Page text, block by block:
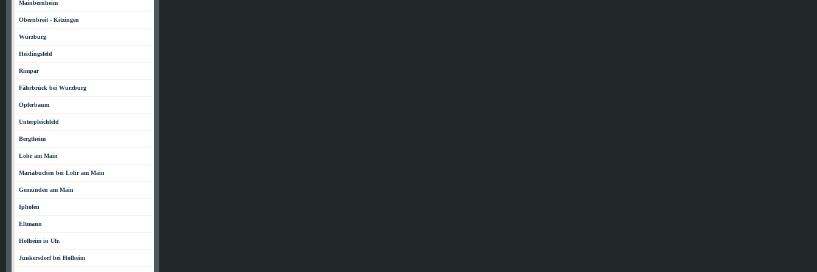
Mainbernheim
Obernbreit - Kitzingen
Würzburg
Heidingsfeld
Rimpar
Fährbrück bei Würzburg
Opferbaum
Unterpleichfeld
Bergtheim
Lohr am Main
Mariabuchen bei Lohr am Main
Gemünden am Main
Iphofen
Eltmann
Hofheim in Ufr.
Junkersdorf bei Hofheim